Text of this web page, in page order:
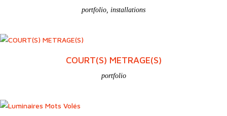
portfolio installations
COURT(S) METRAGE(S)
portfolio